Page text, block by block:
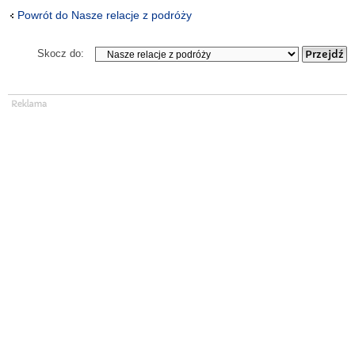
Powrót do Nasze relacje z podróży
Skocz do: